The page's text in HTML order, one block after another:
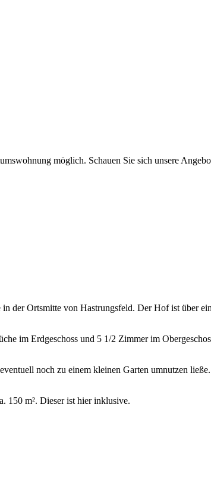
möglich. Schauen Sie sich unsere
der Ortsmitte von Hastrungsfeld. Der Hof ist über
im Erdgeschoss und 5 1/2 Zimmer im
noch zu einem kleinen Garten umnutzen
150 m². Dieser ist hier inklusive.